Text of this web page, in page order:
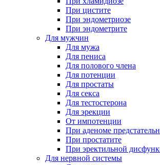
При цистите
При эндометриозе
При эндометрите
Для мужчин
Для мужа
Для пениса
Для полового члена
Для потенции
Для простаты
Для секса
Для тестостерона
Для эрекции
От импотенции
При аденоме
При простатите
При эректильной
Для нервной системы